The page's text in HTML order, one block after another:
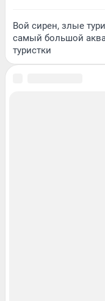
Вой сирен, злые
самый большой
туристки